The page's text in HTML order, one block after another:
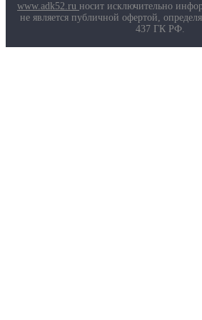
Маркировка противогазов
Основные ТР ТС, ГОСТ и ТУ
www.adk52.ru носит исключительно
не является публичной офертой,
437 ГК РФ.